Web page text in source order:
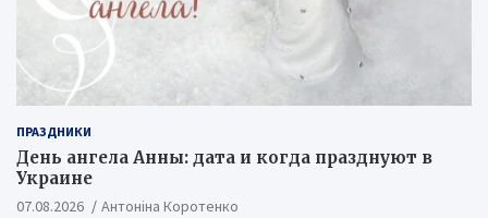
ПРАЗДНИКИ
День ангела Анны: дата и когда празднуют в
Украине
07.08.2026 Антоніна Коротенко